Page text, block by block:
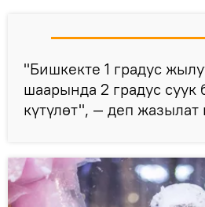
"Бишкекте 1 градус
шаарында 2 градус суук
күтүлөт", — деп